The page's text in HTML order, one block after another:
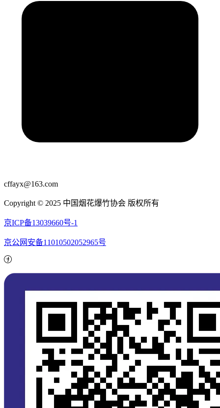
cffayx@163.com
Copyright © 2025 中国烟花爆竹协会 版权所有
京ICP备13039660号-1
京公网安备11010502052965号